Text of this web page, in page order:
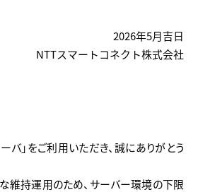
2026年5月吉日
NTTスマートコネクト株式会社
バ」をご利用いただき、誠にありがとう
維持運用のため、サーバー環境の下限